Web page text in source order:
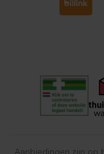
Aanbiedingen zijn op